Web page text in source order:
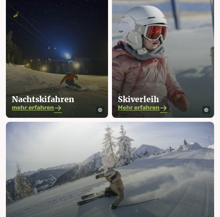
Nacht­skifahren
mehr erfahren
Skiverleih
Mehr erfahren